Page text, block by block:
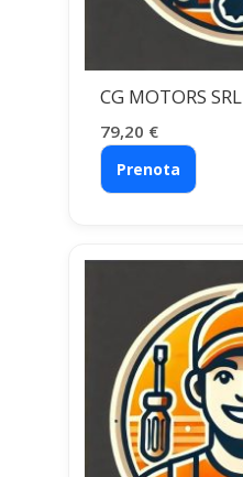
CG MOTORS SRL
79,20 €
Prenota